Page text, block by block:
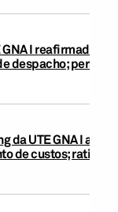
GNA I
despacho;
da UTE GNA I
de custos; rating